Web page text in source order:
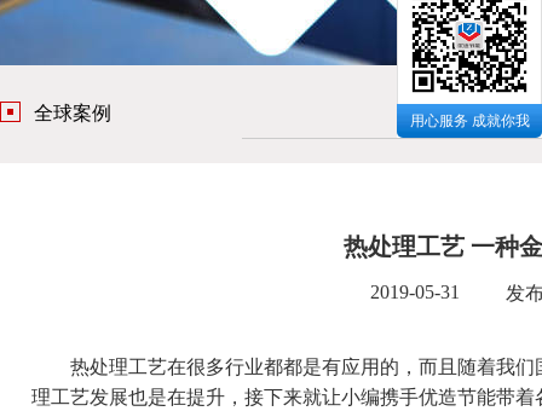
全球案例 五金
热处理工艺 一种
2019-05-31 发
热处理工艺在很多行业都都是有应用的，而且随着我们
理工艺发展也是在提升，接下来就让小编携手优造节能带着
用心服务 成就你我